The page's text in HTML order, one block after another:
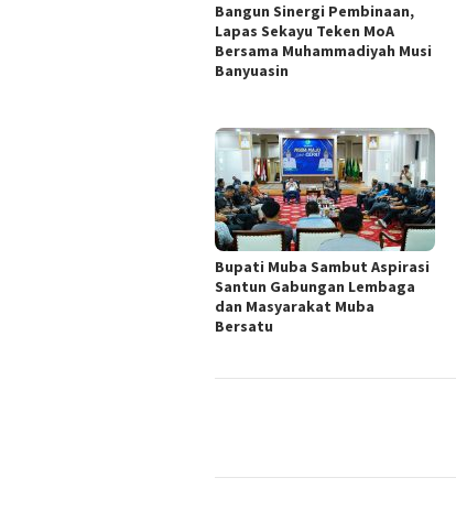
Bangun Sinergi Pembinaan,
Lapas Sekayu Teken MoA
Bersama Muhammadiyah Musi
Banyuasin
Bupati Muba Sambut Aspirasi
Santun Gabungan Lembaga
dan Masyarakat Muba
Bersatu